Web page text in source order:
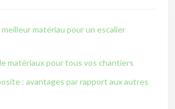
matériau pour un escalier
matériaux pour tous vos chantiers
: avantages par rapport aux autres